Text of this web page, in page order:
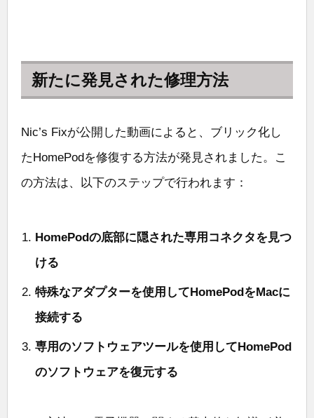
新たに発見された修理方法
Nic’s Fixが公開した動画によると、ブリック化し
たHomePodを修復する方法が発見されました。こ
の方法は、以下のステップで行われます：
HomePodの底部に隠された専用コネクタを見つ
ける
特殊なアダプターを使用してHomePodをMacに
接続する
専用のソフトウェアツールを使用してHomePod
のソフトウェアを復元する